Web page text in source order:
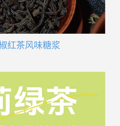
红茶风味糖浆